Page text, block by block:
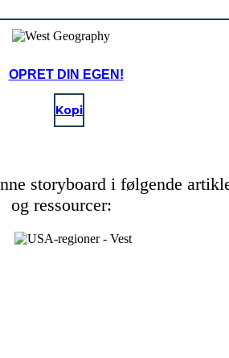
OPRET DIN EGEN!
Kopi
storyboard i følgende
og ressourcer: